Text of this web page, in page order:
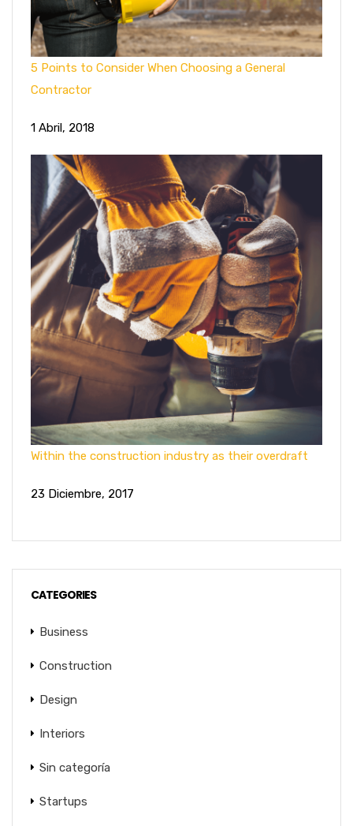
5 Points to Consider When Choosing a General
Contractor
1 Abril, 2018
Within the construction industry as their overdraft
23 Diciembre, 2017
CATEGORIES
Business
Construction
Design
Interiors
Sin categoría
Startups